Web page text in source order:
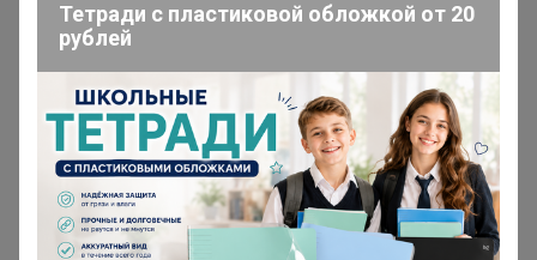
Реклама
Главная
Вход
Вход
Тетради с пластиковой обложкой от 20
рублей